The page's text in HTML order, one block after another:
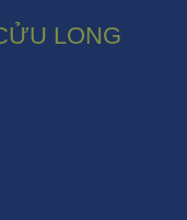
LONG